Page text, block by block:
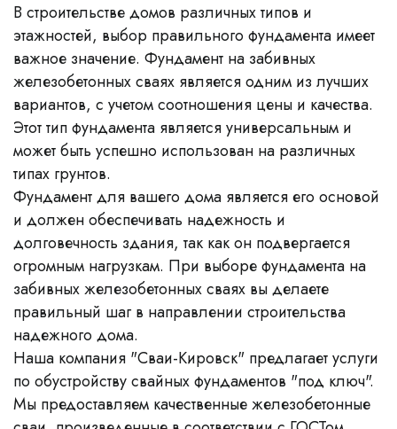
В строительстве домов различных типов и
этажностей, выбор правильного фундамента имеет
важное значение. Фундамент на забивных
железобетонных сваях является одним из лучших
вариантов, с учетом соотношения цены и качества.
Этот тип фундамента является универсальным и
может быть успешно использован на различных
типах грунтов.
Фундамент для вашего дома является его основой
и должен обеспечивать надежность и
долговечность здания, так как он подвергается
огромным нагрузкам. При выборе фундамента на
забивных железобетонных сваях вы делаете
правильный шаг в направлении строительства
надежного дома.
Наша компания "Сваи-Кировск" предлагает услуги
по обустройству свайных фундаментов "под ключ".
Мы предоставляем качественные железобетонные